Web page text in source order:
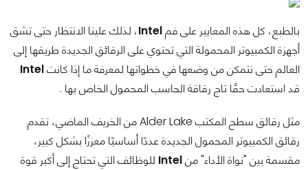
بالطبع، كل هذه المعايير على فمIntel، لذلك علينا الانتظار حتى تشق
أجهزة الكمبيوتر المحمولة التي تحتوي على الرقائق الجديدة طريقها إلى
العالم حتى نتمكن من وضعها في خطواتها لمعرفة ما إذا كانتIntel
قد استعادت حقًا تاج رقاقة الحاسب المحمول الخاص بها .
مثل رقائق سطح المكتب Alder Lake من الخريف الماضي، تقدم
رقائق الكمبيوتر المحمول الجديدة عددًا أساسيًا معززًا بشكل كبير،
مقسمة بين "نواة الأداء" منIntel للوظائف التي تحتاج إلى أكبر قوة